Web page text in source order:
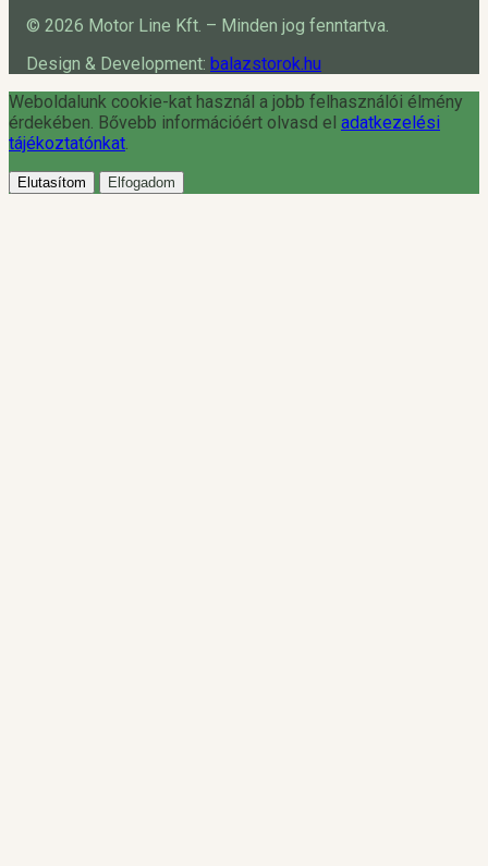
© 2026 Motor Line Kft. – Minden jog fenntartva.
Design & Development: balazstorok.hu
Weboldalunk cookie-kat használ a jobb felhasználói élmény
érdekében. Bővebb információért olvasd el adatkezelési
tájékoztatónkat
Elutasítom Elfogadom